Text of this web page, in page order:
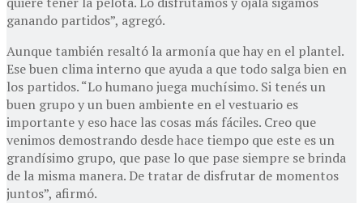
ganando partidos”, agregó.
Aunque también resaltó la armonía que hay en el plantel.
Ese buen clima interno que ayuda a que todo salga bien en
los partidos. “Lo humano juega muchísimo. Si tenés un
buen grupo y un buen ambiente en el vestuario es
importante y eso hace las cosas más fáciles. Creo que
venimos demostrando desde hace tiempo que este es un
grandísimo grupo, que pase lo que pase siempre se brinda
de la misma manera. De tratar de disfrutar de momentos
juntos”, afirmó.